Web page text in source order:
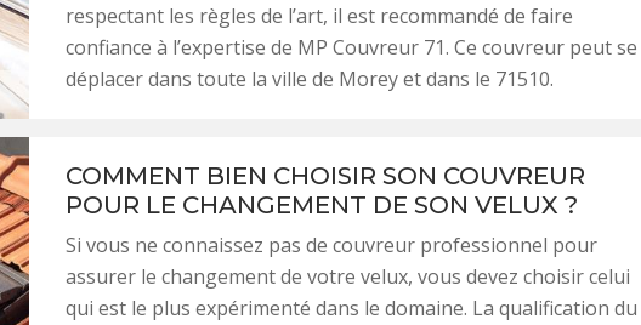
respectant les règles de l’art, il est recommandé de faire
confiance à l’expertise de MP Couvreur 71. Ce couvreur peut se
déplacer dans toute la ville de Morey et dans le 71510.
COMMENT BIEN CHOISIR SON COUVREUR
POUR LE CHANGEMENT DE SON VELUX ?
Si vous ne connaissez pas de couvreur professionnel pour
assurer le changement de votre velux, vous devez choisir celui
qui est le plus expérimenté dans le domaine. La qualification du